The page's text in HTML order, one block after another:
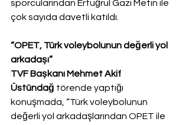
sporcularından Ertuğrul Gazi Metin ile
çok sayıda davetli katıldı.
“OPET, Türk voleybolunun değerli yol
arkadaşı”
TVF Başkanı Mehmet Akif
Üstündağ törende yaptığı
konuşmada, “Türk voleybolunun
değerli yol arkadaşlarından OPET ile